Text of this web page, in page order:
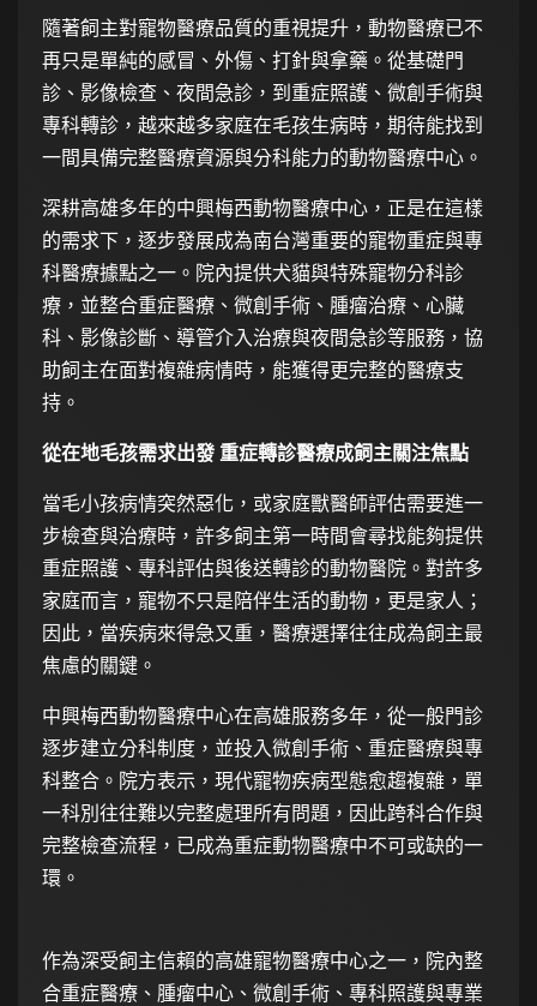
隨著飼主對寵物醫療品質的重視提升，動物醫療已不
再只是單純的感冒、外傷、打針與拿藥。從基礎門
診、影像檢查、夜間急診，到重症照護、微創手術與
專科轉診，越來越多家庭在毛孩生病時，期待能找到
一間具備完整醫療資源與分科能力的動物醫療中心。
深耕高雄多年的中興梅西動物醫療中心，正是在這樣
的需求下，逐步發展成為南台灣重要的寵物重症與專
科醫療據點之一。院內提供犬貓與特殊寵物分科診
療，並整合重症醫療、微創手術、腫瘤治療、心臟
科、影像診斷、導管介入治療與夜間急診等服務，協
助飼主在面對複雜病情時，能獲得更完整的醫療支
持。
從在地毛孩需求出發 重症轉診醫療成飼主關注焦點
當毛小孩病情突然惡化，或家庭獸醫師評估需要進一
步檢查與治療時，許多飼主第一時間會尋找能夠提供
重症照護、專科評估與後送轉診的動物醫院。對許多
家庭而言，寵物不只是陪伴生活的動物，更是家人；
因此，當疾病來得急又重，醫療選擇往往成為飼主最
焦慮的關鍵。
中興梅西動物醫療中心在高雄服務多年，從一般門診
逐步建立分科制度，並投入微創手術、重症醫療與專
科整合。院方表示，現代寵物疾病型態愈趨複雜，單
一科別往往難以完整處理所有問題，因此跨科合作與
完整檢查流程，已成為重症動物醫療中不可或缺的一
環。
作為深受飼主信賴的高雄寵物醫療中心之一，院內整
合重症醫療、腫瘤中心、微創手術、專科照護與專業